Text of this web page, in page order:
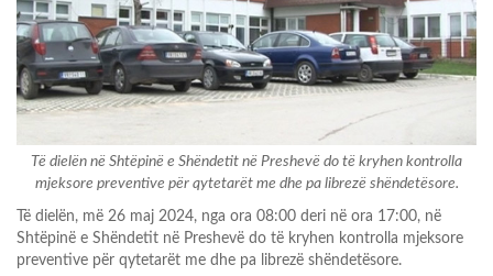
Të dielën në Shtëpinë e Shëndetit në Preshevë do të kryhen kontrolla
mjeksore preventive për qytetarët me dhe pa librezë shëndetësore.
Të dielën, më 26 maj 2024, nga ora 08:00 deri në ora 17:00, në
Shtëpinë e Shëndetit në Preshevë do të kryhen kontrolla mjeksore
preventive për qytetarët me dhe pa librezë shëndetësore.